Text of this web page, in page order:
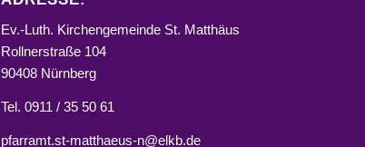
Ev.-Luth. Kirchengemeinde St. Matthäus
Rollnerstraße 104
90408 Nürnberg
Tel. 0911 / 35 50 61
pfarramt.st-matthaeus-n@elkb.de